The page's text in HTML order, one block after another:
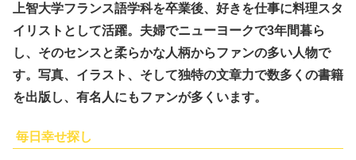
上智大学フランス語学科を卒業後、好きを仕事に料理スタ
イリストとして活躍。夫婦でニューヨークで3年間暮ら
し、そのセンスと柔らかな人柄からファンの多い人物で
す。写真、イラスト、そして独特の文章力で数多くの書籍
を出版し、有名人にもファンが多くいます。
毎日幸せ探し